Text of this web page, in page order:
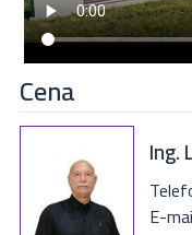
Cena
Ing.
E-